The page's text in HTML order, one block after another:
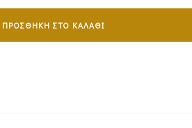
ΠΡΟΣΘΉΚΗ ΣΤΟ ΚΑΛΆΘΙ